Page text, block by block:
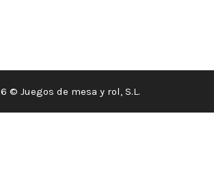
© Juegos de mesa y rol, S.L.